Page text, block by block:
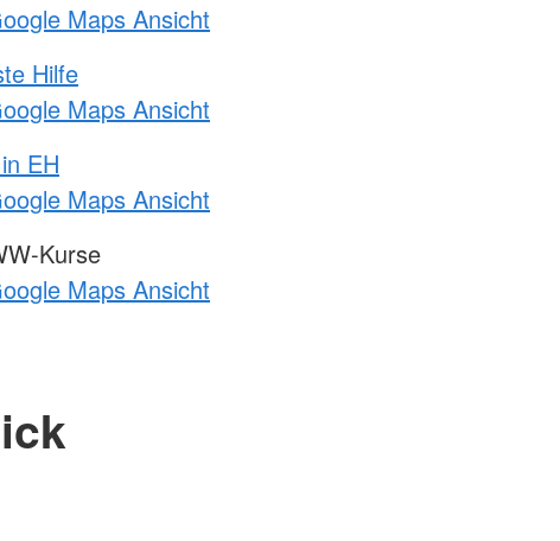
Maps Ansicht
Hilfe
Maps Ansicht
EH
Maps Ansicht
Kurse
Maps Ansicht